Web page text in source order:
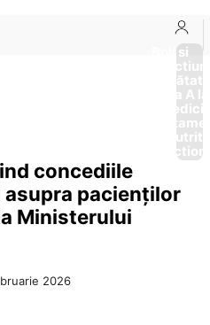
Boli si
Afectiuni
Sănătate
de la A
concediile
pacienților
Ministerului
2026